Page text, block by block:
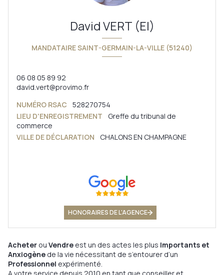
David VERT (EI)
MANDATAIRE SAINT-GERMAIN-LA-VILLE (51240)
06 08 05 89 92
david.vert@provimo.fr
NUMÉRO RSAC
528270754
LIEU D'ENREGISTREMENT
Greffe du tribunal de
commerce
VILLE DE DÉCLARATION
CHALONS EN CHAMPAGNE
HONORAIRES DE L'AGENCE
Acheter ou Vendre est un des actes les plus Importants et
Anxiogène de la vie nécessitant de s’entourer d’un
Professionnel expérimenté.